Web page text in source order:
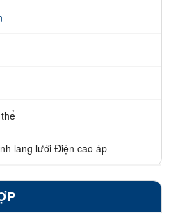
lang lưới Điện cao áp